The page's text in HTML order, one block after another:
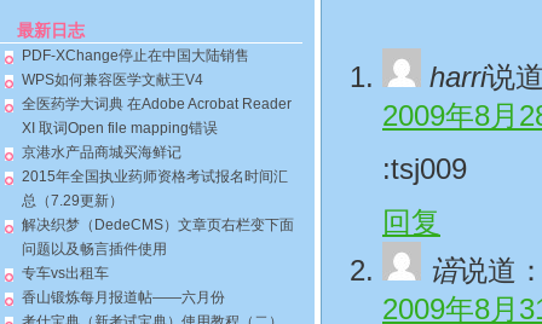
最新日志
PDF-XChange停止在中国大陆销售
WPS如何兼容医学文献王V4
全医药学大词典 在Adobe Acrobat Reader
XI 取词Open file mapping错误
京港水产品商城买海鲜记
2015年全国执业药师资格考试报名时间汇
总（7.29更新）
解决织梦（DedeCMS）文章页右栏变下面
问题以及畅言插件使用
专车vs出租车
香山锻炼每月报道帖——六月份
harri说
2009年8月
:tsj009
回复
谙说道
2009年8月